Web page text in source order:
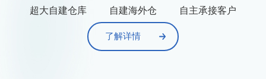
超大自建仓库 自建海外仓 自主承接客户
了解详情